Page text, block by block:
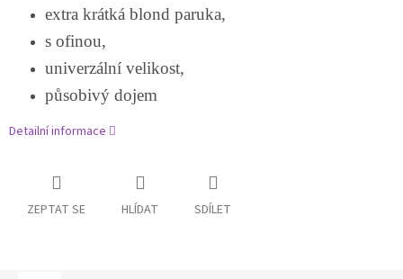
extra krátká blond paruka,
s ofinou,
univerzální velikost,
působivý dojem
Detailní informace
ZEPTAT SE HLÍDAT SDÍLET